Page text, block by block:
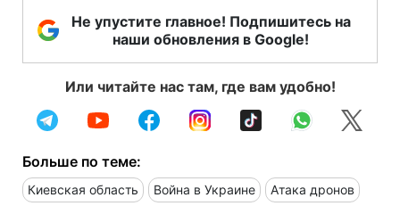
Не упустите главное! Подпишитесь на
наши обновления в Google!
Или читайте нас там, где вам удобно!
Больше по теме:
Киевская область Война в Украине Атака дронов